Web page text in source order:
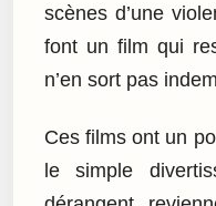
scènes d’une
font un film qui
n’en sort pas
Ces films ont un
le simple